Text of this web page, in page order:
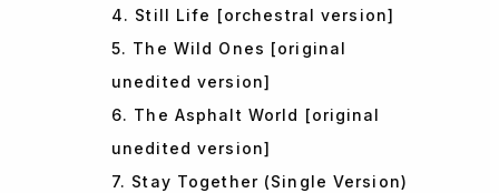
4. Still Life [orchestral version]
5. The Wild Ones [original
unedited version]
6. The Asphalt World [original
unedited version]
7. Stay Together (Single Version)